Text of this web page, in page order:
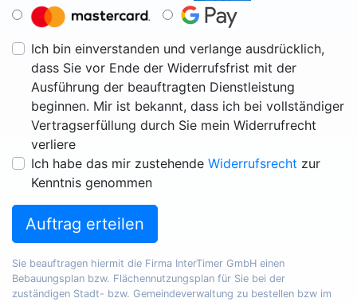
Ich bin einverstanden und verlange ausdrücklich,
dass Sie vor Ende der Widerrufsfrist mit der
Ausführung der beauftragten Dienstleistung
beginnen. Mir ist bekannt, dass ich bei vollständiger
Vertragserfüllung durch Sie mein Widerrufrecht
verliere
Ich habe das mir zustehende Widerrufsrecht zur
Kenntnis genommen
Auftrag erteilen
Sie beauftragen hiermit die Firma InterTimer GmbH einen
Bebauungsplan bzw. Flächennutzungsplan für Sie bei der
zuständigen Stadt- bzw. Gemeindeverwaltung zu bestellen bzw im